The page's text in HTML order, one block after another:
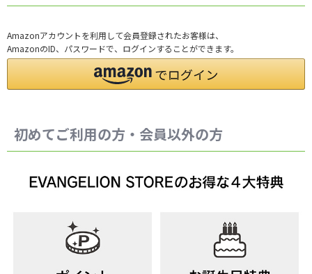
Amazonアカウントを利用して会員登録されたお客様は、
AmazonのID、パスワードで、ログインすることができます。
初めてご利用の方・会員以外の方